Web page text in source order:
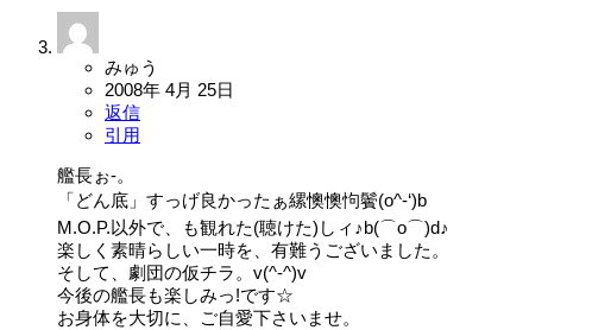
みゅう
2008年 4月 25日
返信
引用
艦長ぉ-。
「どん底」すっげ良かったぁ縲懊懊怐鬢(o^-‘)b
M.O.P.以外で、も観れた(聴けた)しィ♪b(⌒o⌒)d♪
楽しく素晴らしい一時を、有難うございました。
そして、劇団の仮チラ。v(^-^)v
今後の艦長も楽しみっ!です☆
お身体を大切に、ご自愛下さいませ。